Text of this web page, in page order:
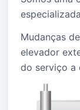
Mudanças
elevador
do serviço a